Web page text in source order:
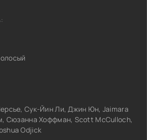
Сук-Йин Ли, Джин Юн, Jaimara
Сюзанна Хоффман, Scott McCulloch,
Odjick